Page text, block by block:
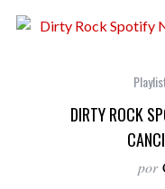
DIRTY ROCK
por